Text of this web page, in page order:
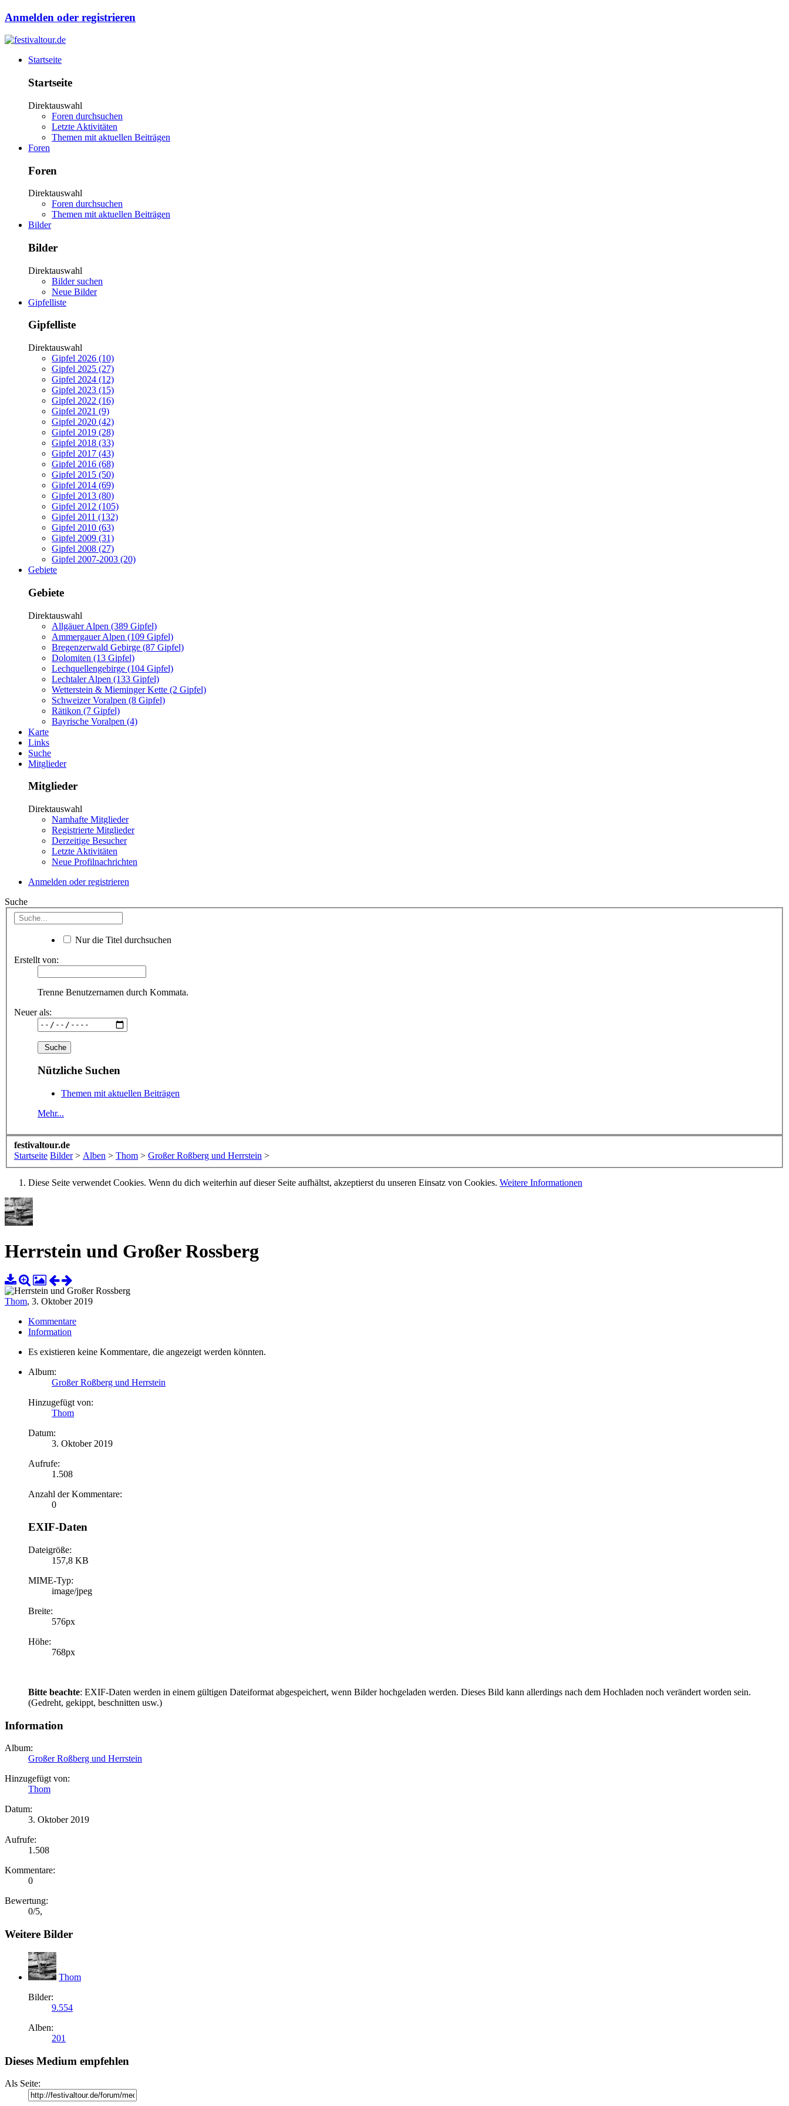
Anmelden oder registrieren
Startseite
Startseite
Direktauswahl
Foren durchsuchen
Letzte Aktivitäten
Themen mit aktuellen Beiträgen
Foren
Foren
Direktauswahl
Foren durchsuchen
Themen mit aktuellen Beiträgen
Bilder
Bilder
Direktauswahl
Bilder suchen
Neue Bilder
Gipfelliste
Gipfelliste
Direktauswahl
Gipfel 2026 (10)
Gipfel 2025 (27)
Gipfel 2024 (12)
Gipfel 2023 (15)
Gipfel 2022 (16)
Gipfel 2021 (9)
Gipfel 2020 (42)
Gipfel 2019 (28)
Gipfel 2018 (33)
Gipfel 2017 (43)
Gipfel 2016 (68)
Gipfel 2015 (50)
Gipfel 2014 (69)
Gipfel 2013 (80)
Gipfel 2012 (105)
Gipfel 2011 (132)
Gipfel 2010 (63)
Gipfel 2009 (31)
Gipfel 2008 (27)
Gipfel 2007-2003 (20)
Gebiete
Gebiete
Direktauswahl
Allgäuer Alpen (389 Gipfel)
Ammergauer Alpen (109 Gipfel)
Bregenzerwald Gebirge (87 Gipfel)
Dolomiten (13 Gipfel)
Lechquellengebirge (104 Gipfel)
Lechtaler Alpen (133 Gipfel)
Wetterstein & Mieminger Kette (2 Gipfel)
Schweizer Voralpen (8 Gipfel)
Rätikon (7 Gipfel)
Bayrische Voralpen (4)
Karte
Links
Suche
Mitglieder
Mitglieder
Direktauswahl
Namhafte Mitglieder
Registrierte Mitglieder
Derzeitige Besucher
Letzte Aktivitäten
Neue Profilnachrichten
Anmelden oder registrieren
Suche
Nur die Titel durchsuchen
Erstellt von:
Trenne Benutzernamen durch Kommata.
Neuer als:
Nützliche Suchen
Themen mit aktuellen Beiträgen
Mehr...
festivaltour.de
Startseite Bilder > Alben > Thom > Großer Roßberg und Herrstein >
Diese Seite verwendet Cookies. Wenn du dich weiterhin auf dieser Seite aufhältst, akzeptierst du unseren Einsatz von Cookies. Weitere Informationen
Herrstein und Großer Rossberg
Thom, 3. Oktober 2019
Kommentare
Information
Es existieren keine Kommentare, die angezeigt werden könnten.
Album:
Großer Roßberg und Herrstein
Hinzugefügt von:
Thom
Datum:
3. Oktober 2019
Aufrufe:
1.508
Anzahl der Kommentare:
0
EXIF-Daten
Dateigröße:
157,8 KB
MIME-Typ:
image/jpeg
Breite:
576px
Höhe:
768px
Bitte beachte: EXIF-Daten werden in einem gültigen Dateiformat abgespeichert, wenn Bilder hochgeladen werden. Dieses Bild kann allerdings nach dem Hochladen noch verändert worden sein.
(Gedreht, gekippt, beschnitten usw.)
Information
Album:
Großer Roßberg und Herrstein
Hinzugefügt von:
Thom
Datum:
3. Oktober 2019
Aufrufe:
1.508
Kommentare:
0
Bewertung:
0/5,
Weitere Bilder
Thom
Bilder:
9.554
Alben:
201
Dieses Medium empfehlen
Als Seite: